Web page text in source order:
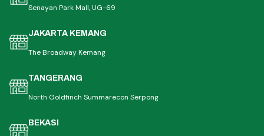
Senayan Park Mall, UG-69
JAKARTA KEMANG
The Broadway Kemang
TANGERANG
North Goldfinch Summarecon Serpong
BEKASI